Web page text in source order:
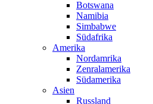
Botswana
Namibia
Simbabwe
Südafrika
Amerika
Nordamrika
Zenralamerika
Südamerika
Asien
Russland